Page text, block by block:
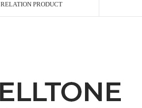
RELATION PRODUCT